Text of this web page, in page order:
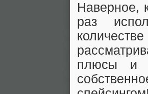
Наверное,
раз
плюсы и